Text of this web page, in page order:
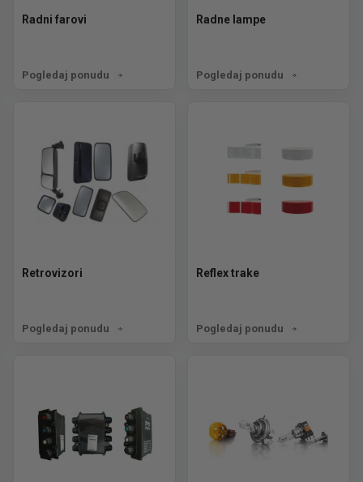
Radni farovi
Pogledaj ponudu
Radne lampe
Pogledaj ponudu
Retrovizori
Pogledaj ponudu
Reflex trake
Pogledaj ponudu